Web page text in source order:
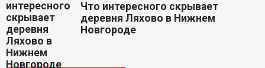
Что интересного скрывает
деревня Ляхово в Нижнем
Новгороде